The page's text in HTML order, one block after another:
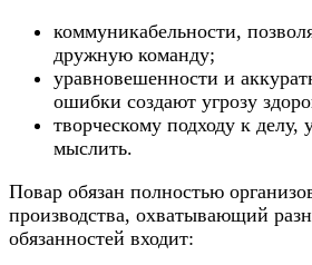
коммуникабельности,
дружную команду;
уравновешенности и
ошибки создают угрозу
творческому подходу к
мыслить.
Повар обязан полностью
производства, охватывающий
обязанностей входит: